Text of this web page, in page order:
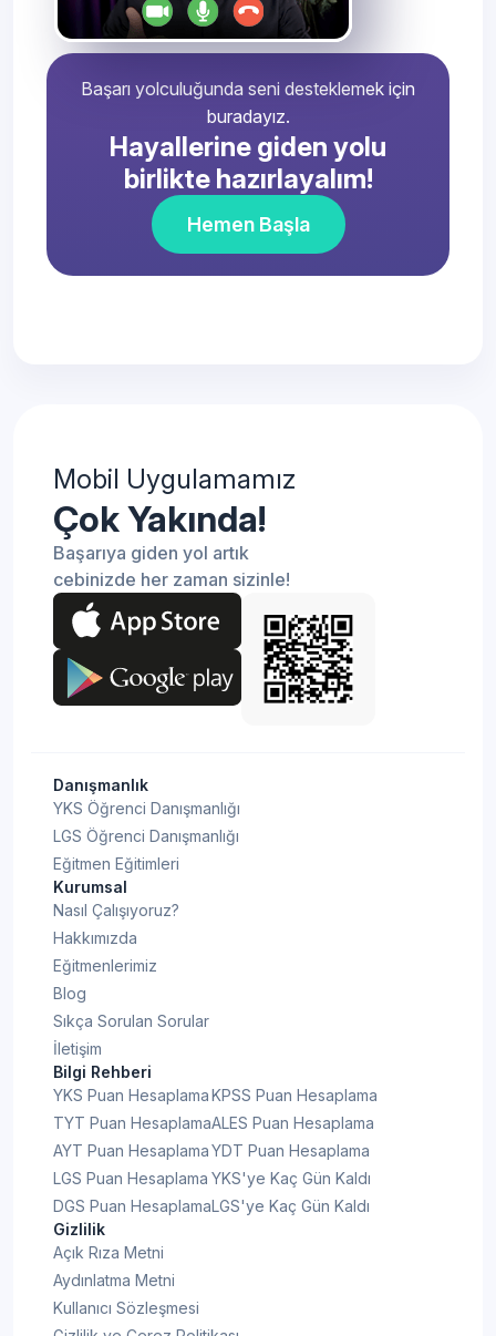
Başarı yolculuğunda seni desteklemek için
buradayız.
Hayallerine giden yolu
birlikte hazırlayalım!
Hemen Başla
Mobil Uygulamamız
Çok Yakında!
Başarıya giden yol artık
cebinizde her zaman sizinle!
Danışmanlık
YKS Öğrenci Danışmanlığı
LGS Öğrenci Danışmanlığı
Eğitmen Eğitimleri
Kurumsal
Nasıl Çalışıyoruz?
Hakkımızda
Eğitmenlerimiz
Blog
Sıkça Sorulan Sorular
İletişim
Bilgi Rehberi
YKS Puan Hesaplama
TYT Puan Hesaplama
AYT Puan Hesaplama
LGS Puan Hesaplama
DGS Puan Hesaplama
KPSS Puan Hesaplama
ALES Puan Hesaplama
YDT Puan Hesaplama
YKS'ye Kaç Gün Kaldı
LGS'ye Kaç Gün Kaldı
Gizlilik
Açık Rıza Metni
Aydınlatma Metni
Kullanıcı Sözleşmesi